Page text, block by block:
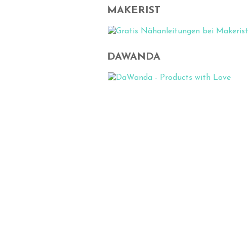
MAKERIST
DAWANDA